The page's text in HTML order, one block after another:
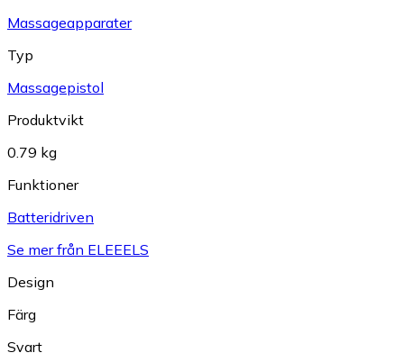
Massageapparater
Typ
Massagepistol
Produktvikt
0.79 kg
Funktioner
Batteridriven
Se mer från ELEEELS
Design
Färg
Svart